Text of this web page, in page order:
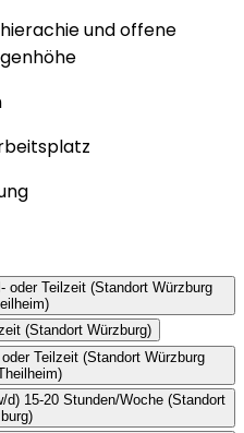
und offene
oder Teilzeit (Standort Würzburg
(Standort Würzburg)
Teilzeit (Standort Würzburg
15-20 Stunden/Woche (Standort